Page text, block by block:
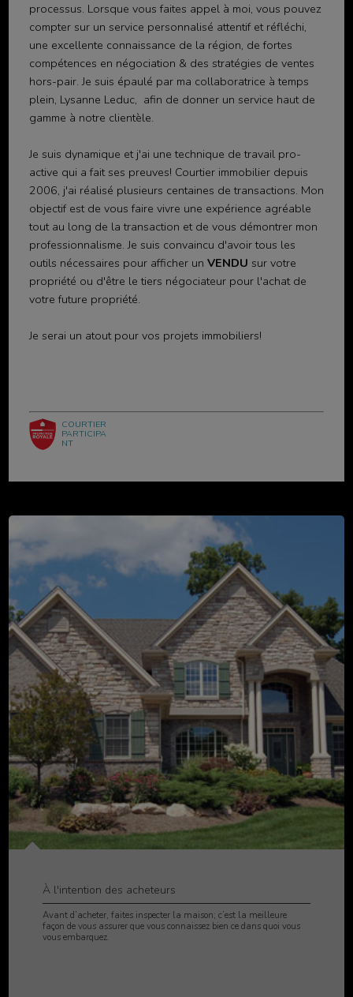
processus. Lorsque vous faites appel à moi, vous pouvez
compter sur un service personnalisé attentif et réfléchi,
une excellente connaissance de la région, de fortes
compétences en négociation & des stratégies de ventes
hors-pair. Je suis épaulé par ma collaboratrice à temps
plein, Lysanne Leduc, afin de donner un service haut de
gamme à notre clientèle.
Je suis dynamique et j'ai une technique de travail pro-
active qui a fait ses preuves! Courtier immobilier depuis
2006, j'ai réalisé plusieurs centaines de transactions. Mon
objectif est de vous faire vivre une expérience agréable
tout au long de la transaction et de vous démontrer mon
professionnalisme. Je suis convaincu d'avoir tous les
outils nécessaires pour afficher un VENDU sur votre
propriété ou d'être le tiers négociateur pour l'achat de
votre future propriété.
Je serai un atout pour vos projets immobiliers!
COURTIER
PARTICIPA
NT
À l'intention des acheteurs
Avant d’acheter, faites inspecter la maison; c’est la meilleure
façon de vous assurer que vous connaissez bien ce dans quoi vous
vous embarquez.